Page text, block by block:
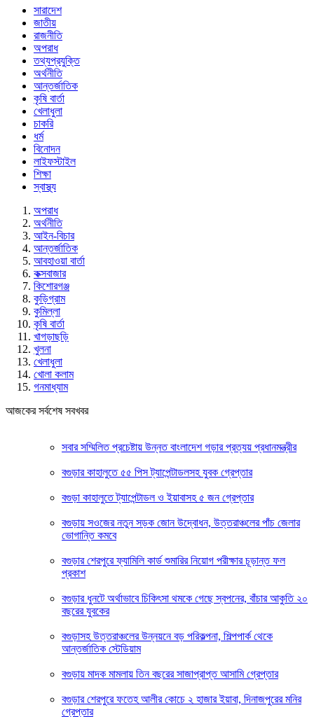
সারাদেশ
জাতীয়
রাজনীতি
অপরাধ
তথ্যপ্রযুক্তি
অর্থনীতি
আন্তর্জাতিক
কৃষি বার্তা
খেলাধুলা
চাকরি
ধর্ম
বিনোদন
লাইফস্টাইল
শিক্ষা
স্বাস্থ্য
অপরাধ
অর্থনীতি
আইন-বিচার
আন্তর্জাতিক
আবহাওয়া বার্তা
কক্সবাজার
কিশোরগঞ্জ
কুড়িগ্রাম
কুমিল্লা
কৃষি বার্তা
খাগড়াছড়ি
খুলনা
খেলাধুলা
খোলা কলাম
গনমাধ্যাম
আজকের সর্বশেষ সবখবর
সবার সম্মিলিত প্রচেষ্টায় উন্নত বাংলাদেশ গড়ার প্রত্যয় প্রধানমন্ত্রীর
বগুড়ার কাহালুতে ৫৫ পিস ট্যাপেন্টাডলসহ যুবক গ্রেপ্তার
বগুড়া কাহালুতে ট্যাপেন্টাডল ও ইয়াবাসহ ৫ জন গ্রেপ্তার
বগুড়ায় সওজের নতুন সড়ক জোন উদ্বোধন, উত্তরাঞ্চলের পাঁচ জেলার
ভোগান্তি কমবে
বগুড়ার শেরপুরে ফ্যামিলি কার্ড শুমারির নিয়োগ পরীক্ষার চূড়ান্ত ফল
প্রকাশ
বগুড়ার ধুনটে অর্থাভাবে চিকিৎসা থমকে গেছে স্বপনের, বাঁচার আকুতি ২০
বছরের যুবকের
বগুড়াসহ উত্তরাঞ্চলের উন্নয়নে বড় পরিকল্পনা, শিল্পপার্ক থেকে
আন্তর্জাতিক স্টেডিয়াম
বগুড়ায় মাদক মামলায় তিন বছরের সাজাপ্রাপ্ত আসামি গ্রেপ্তার
বগুড়ার শেরপুরে ফতেহ আলীর কোচে ২ হাজার ইয়াবা, দিনাজপুরের মনির
গ্রেপ্তার